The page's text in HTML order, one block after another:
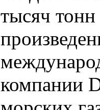
тысяч
компании